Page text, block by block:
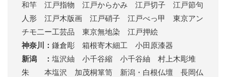
和竿 江戸指物 江戸からかみ 江戸切子 江戸節句
人形 江戸木版画 江戸硝子 江戸べっ甲 東京アン
チモ二ー工芸品 東京無地染 江戸押絵
神奈川： 鎌倉彫 箱根寄木細工 小田原漆器
新潟 ： 塩沢紬 小千谷縮 小千谷紬 村上木彫堆
朱 本塩沢 加茂桐箪笥 新潟・白根仏壇 長岡仏